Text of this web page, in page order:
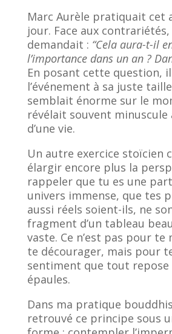
Marc Aurèle pratiquait cet
jour. Face aux contrariétés,
demandait : “Cela aura-t-il
l’importance dans un an ?
En posant cette question,
l’événement à sa juste
semblait énorme sur le
révélait souvent minuscule
d’une vie.
Un autre exercice stoïcien
élargir encore plus la
rappeler que tu es une
univers immense, que tes
aussi réels soient-ils, ne
fragment d’un tableau
vaste. Ce n’est pas pour te
te décourager, mais pour
sentiment que tout repose
épaules.
Dans ma pratique
retrouvé ce principe sous